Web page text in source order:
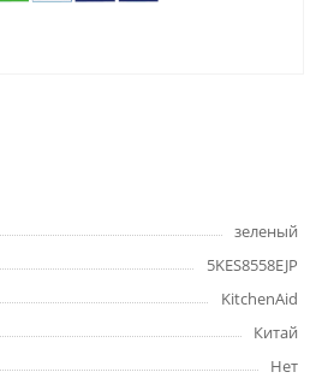
зеленый
5KES8558EJP
KitchenAid
Китай
Нет